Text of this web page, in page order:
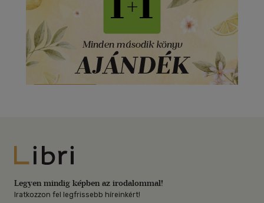
Libri
Legyen mindig képben az irodalommal!
Iratkozzon fel legfrissebb híreinkért!